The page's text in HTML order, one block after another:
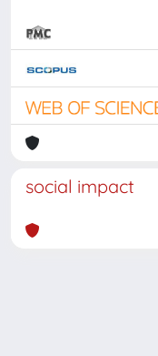
social impact